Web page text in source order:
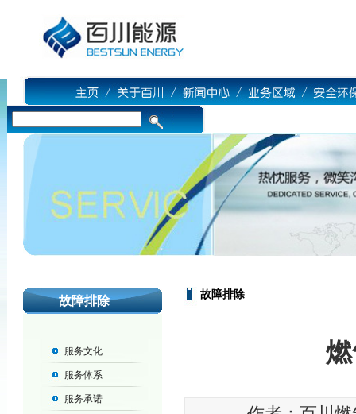
故障排除
服务文化
服务体系
服务承诺
故障排除